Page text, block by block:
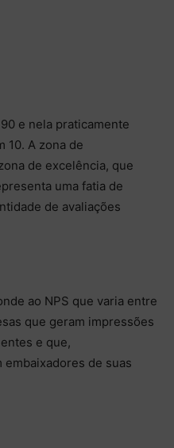
e nela praticamente
10. A zona de
de excelência, que
uma fatia de
de avaliações
ao NPS que varia entre
que geram impressões
e que,
de suas